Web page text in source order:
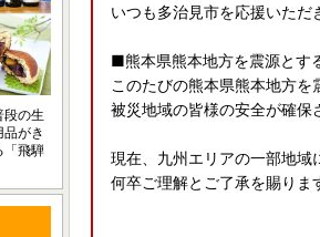
いつも多治見市を応援いただ
■熊本県熊本地方を震源とす
このたびの熊本県熊本地方を
被災地域の皆様の安全が確保
現在、九州エリアの一部地域
何卒ご理解とご了承を賜りま
段の生
がき
「飛騨